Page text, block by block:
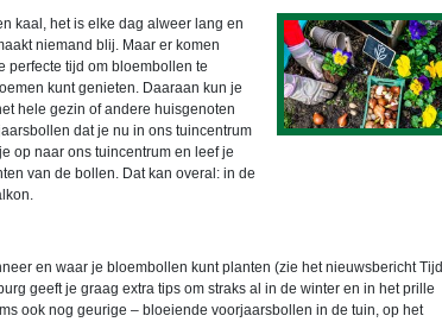
kaal, het is elke dag alweer lang en
niemand blij. Maar er komen
perfecte tijd om bloembollen te
kunt genieten. Daaraan kun je
hele gezin of andere huisgenoten
dat je nu in ons tuincentrum
op naar ons tuincentrum en leef je
van de bollen. Dat kan overal: in de
en waar je bloembollen kunt planten (zie het nieuwsbericht Tijd
geeft je graag extra tips om straks al in de winter en in het prille
ook nog geurige – bloeiende voorjaarsbollen in de tuin, op het